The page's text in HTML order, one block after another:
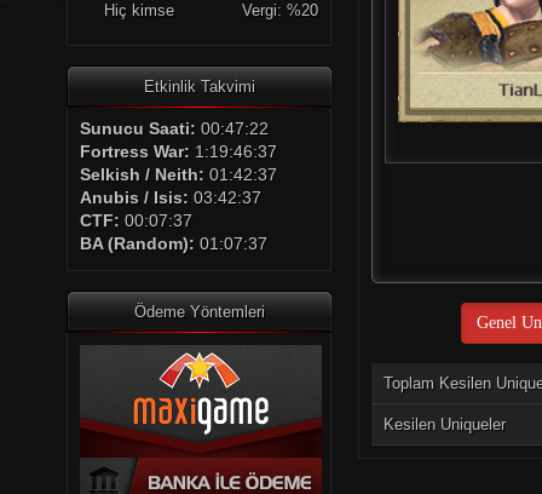
Hiç kimse Vergi: %20
Etkinlik Takvimi
Sunucu Saati: 00:47:22
Fortress War: 1:19:46:37
Selkish / Neith: 01:42:37
Anubis / Isis: 03:42:37
CTF: 00:07:37
BA (Random): 01:07:37
Ödeme Yöntemleri
Genel
Toplam Kesilen
Kesilen Uniqueler